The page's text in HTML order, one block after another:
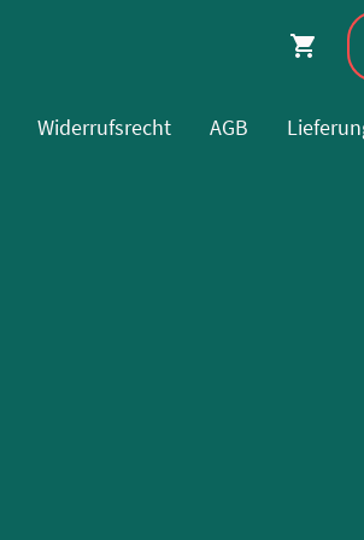
Widerrufsrecht AGB